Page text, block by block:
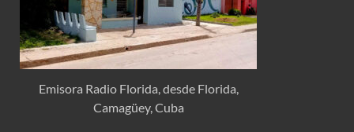
Emisora Radio Florida, desde Florida,
Camagüey, Cuba